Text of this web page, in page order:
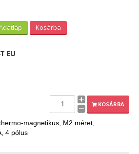
Kosárba
EU
KOSÁRBA
magnetikus, M2 méret,
4 pólus